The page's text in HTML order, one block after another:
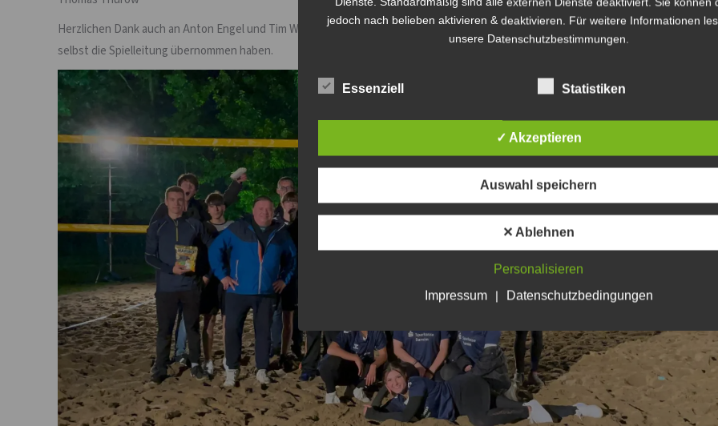
Herzlichen Dank auch an Anton Engel und Tim Wasmund, die den jeweiligen Schiedsrichtern hilfreich zur Seite standen und oft auch
selbst die Spielleitung übernommen haben.
jedoch nach belieben aktivieren & deaktivieren. Für weitere Informationen
unsere Datenschutzbestimmungen.
Essenziell Statistiken
✓ Akzeptieren
Auswahl speichern
✕ Ablehnen
Personalisieren
Impressum
| Datenschutzbedingungen